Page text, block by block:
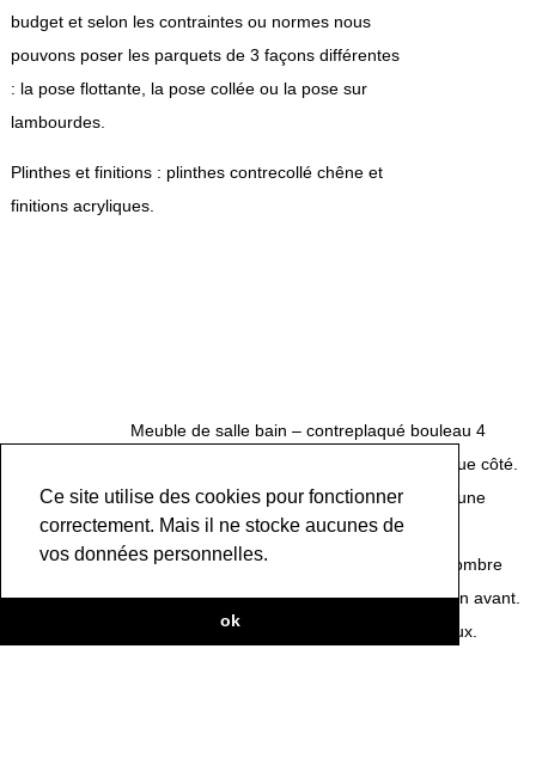
budget et selon les contraintes ou normes nous
pouvons poser les parquets de 3 façons différentes
: la pose flottante, la pose collée ou la pose sur
lambourdes.
Plinthes et finitions : plinthes contrecollé chêne et
finitions acryliques.
Meuble de salle bain – contreplaqué bouleau 4
tiroirs au centre 2 portes battantes de chaque côté.
Quincaillerie Blum et movento / tip on pour une
ouverture par pression. Le CP bouleau est
facilement reconnaissable par son grand nombre
de plis sur le chant qui est en général mis en avant.
Son veinage quoique marqué reste très doux.
Ce site utilise des cookies pour fonctionner
correctement. Mais il ne stocke aucunes de
vos données personnelles.
ok